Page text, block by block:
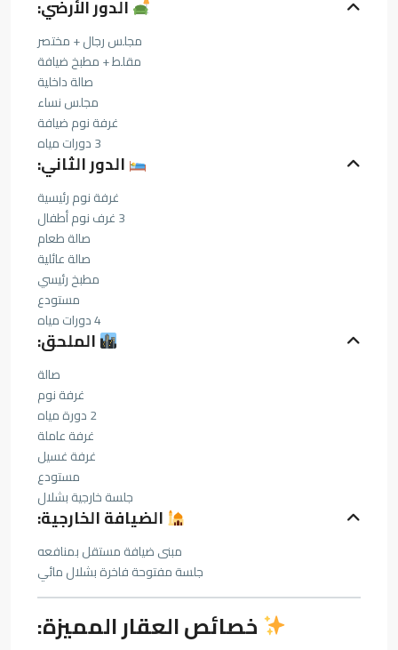
الدور الأرضي:
مجلس رجال + مختصر
مقلط + مطبخ ضيافة
صالة داخلية
مجلس نساء
غرفة نوم ضيافة
3 دورات مياه
الدور الثاني:
غرفة نوم رئيسية
3 غرف نوم أطفال
صالة طعام
صالة عائلية
مطبخ رئيسي
مستودع
4 دورات مياه
الملحق:
صالة
غرفة نوم
2 دورة مياه
غرفة عاملة
غرفة غسيل
مستودع
جلسة خارجية بشلال
الضيافة الخارجية:
مبنى ضيافة مستقل بمنافعه
جلسة مفتوحة فاخرة بشلال مائي
خصائص العقار المميزة: